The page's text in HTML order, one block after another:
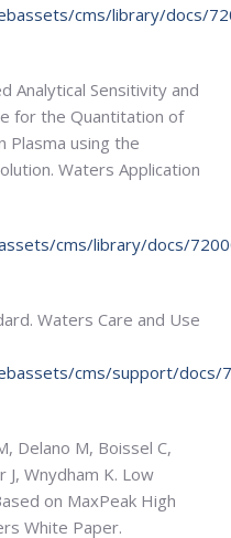
cms/library/docs/
Analytical Sensitivity and
for the Quantitation of
Plasma using the
Waters Application
cms/library/docs/
Waters Care and Use
cms/support/docs/
Delano M, Boissel C,
J, Wnydham K. Low
on MaxPeak High
White Paper.